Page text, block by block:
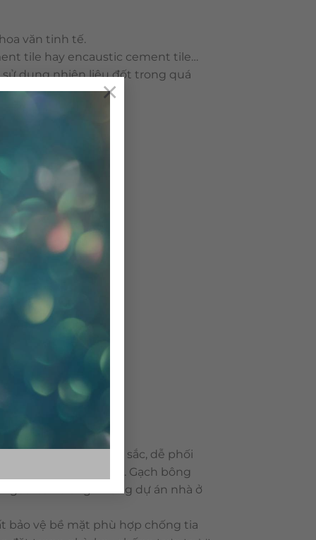
×
văn tinh tế.
tile hay encaustic cement tile…
dụng nhiên liệu đốt trong quá
nhiễm môi trường.
về mẫu mã, màu sắc, dễ phối
rất bền với thời gian. Gạch bông
sân trong những dự án nhà ở
bảo vệ bề mặt phù hợp chống tia